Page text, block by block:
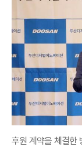
후원 계약을 체결한